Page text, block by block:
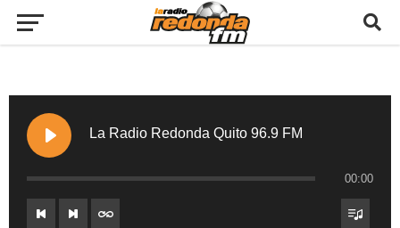
La Radio Redonda Quito 96.9 FM
00:00